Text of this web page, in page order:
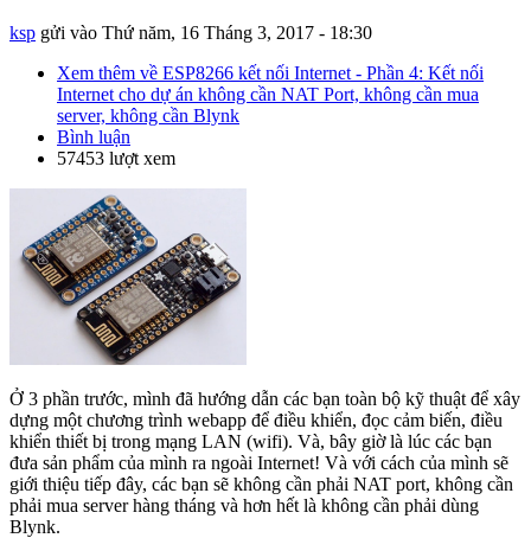
ksp gửi vào Thứ năm, 16 Tháng 3, 2017 - 18:30
Xem thêm về ESP8266 kết nối Internet - Phần 4: Kết nối
Internet cho dự án không cần NAT Port, không cần mua
server, không cần Blynk
Bình luận
57453 lượt xem
Ở 3 phần trước, mình đã hướng dẫn các bạn toàn bộ kỹ thuật để xây
dựng một chương trình webapp để điều khiển, đọc cảm biến, điều
khiển thiết bị trong mạng LAN (wifi). Và, bây giờ là lúc các bạn
đưa sản phẩm của mình ra ngoài Internet! Và với cách của mình sẽ
giới thiệu tiếp đây, các bạn sẽ không cần phải NAT port, không cần
phải mua server hàng tháng và hơn hết là không cần phải dùng
Blynk.